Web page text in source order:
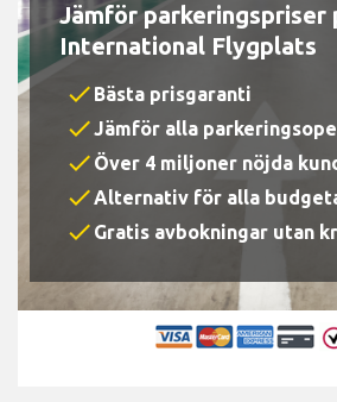
Jämför parkeringspriser
International Flygplats
check Bästa prisgaranti
checkJämför alla
check Över 4 miljoner nöjda
checkAlternativ för alla
check Gratis avbokningar utan